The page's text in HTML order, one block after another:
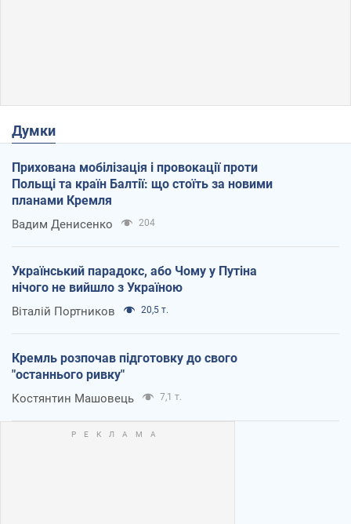
Думки
Прихована мобілізація і провокації проти
Польщі та країн Балтії: що стоїть за новими
планами Кремля
Вадим Денисенко 204
Український парадокс, або Чому у Путіна
нічого не вийшло з Україною
Віталій Портников 20,5 т.
Кремль розпочав підготовку до свого
"останнього ривку"
Костянтин Машовець 7,1 т.